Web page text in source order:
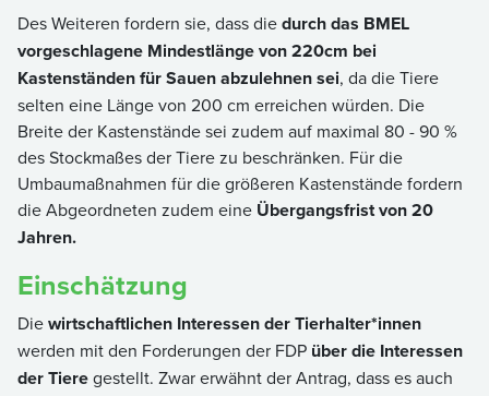
Des Weiteren fordern sie, dass diedurch das BMEL
vorgeschlagene Mindestlänge von 220cm bei
Kastenständen für Sauen abzulehnen sei, da die Tiere
selten eine Länge von 200 cm erreichen würden. Die
Breite der Kastenstände sei zudem auf maximal 80 - 90 %
des Stockmaßes der Tiere zu beschränken. Für die
Umbaumaßnahmen für die größeren Kastenstände fordern
die Abgeordneten zudem eine Übergangsfrist von 20
Jahren.
Einschätzung
Diewirtschaftlichen Interessen der Tierhalter*innen
werden mit den Forderungen der FDP über die Interessen
der Tieregestellt. Zwar erwähnt der Antrag, dass es auch